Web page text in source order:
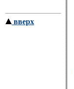
вверх